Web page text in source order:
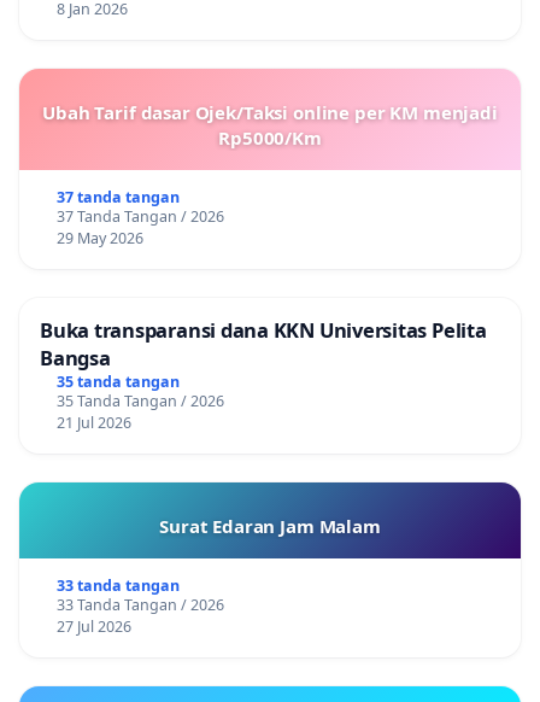
8 Jan 2026
Ubah Tarif dasar Ojek/Taksi online per KM menjadi
Rp5000/Km
37 tanda tangan
37 Tanda Tangan / 2026
29 May 2026
Buka transparansi dana KKN Universitas Pelita
Bangsa
35 tanda tangan
35 Tanda Tangan / 2026
21 Jul 2026
Surat Edaran Jam Malam
33 tanda tangan
33 Tanda Tangan / 2026
27 Jul 2026